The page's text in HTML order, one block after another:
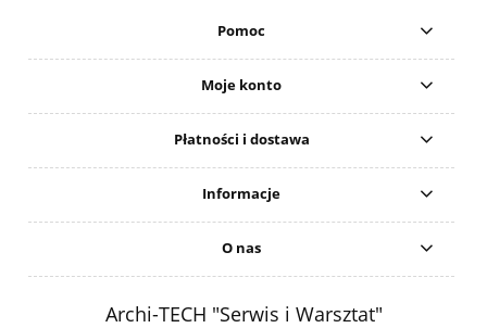
Pomoc
Moje konto
Płatności i dostawa
Informacje
O nas
Archi-TECH "Serwis i Warsztat"